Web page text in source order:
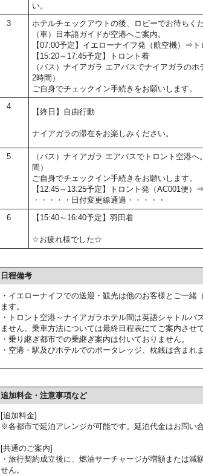
い。
3
ホテルチェックアウトの後、ロビーでお待ちくだ
（車）日本語ガイドが空港へご案内。
【07:00予定】イエローナイフ発（航空機）⇒ト
【15:20～17:45予定】トロント着
（バス）ナイアガラ エアバスでナイアガラの
2時間）
ご自身でチェックイン手続きをお願いします。
4
【終日】自由行動
ナイアガラの滞在をお楽しみください。
5
（バス）ナイアガラ エアバスでトロント空港
間）
ご自身でチェックイン手続きをお願いします。
【12:45～13:25予定】トロント発（AC001便）
・・・・・日付変更線通過・・・・・
6 【15:40～16:40予定】羽田着
☆お疲れ様でした☆
日程備考
・イエローナイフでの送迎・観光は他のお客様とご一
ます。
・トロント空港～ナイアガラホテル間は英語シャトル
ません。乗車方法については最終日程表にてご案内させ
・乗り継ぎ都市での乗継ぎ案内は付いておりません。
・空港・駅及びホテルでのポータレッジ、枕銭は含まれま
追加料金・注意事項など
[追加料金]
※各都市で延泊アレンジが可能です。延泊代金はお問い
[共通のご案内]
・旅行契約成立後に、燃油サーチャージが増額または
せん。